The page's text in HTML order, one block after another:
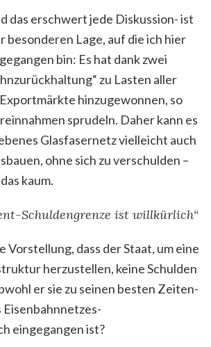
das erschwert jede Diskussion- ist
besonderen Lage, auf die ich hier
bin: Es hat dank zwei
zu Lasten aller
hinzugewonnen, so
sprudeln. Daher kann es
Glasfasernetz vielleicht auch
ohne sich zu verschulden –
kaum.
Schuldengrenze ist willkürlich“
Vorstellung, dass der Staat, um eine
herzustellen, keine Schulden
er sie zu seinen besten Zeiten-
Eisenbahnnetzes-
eingegangen ist?